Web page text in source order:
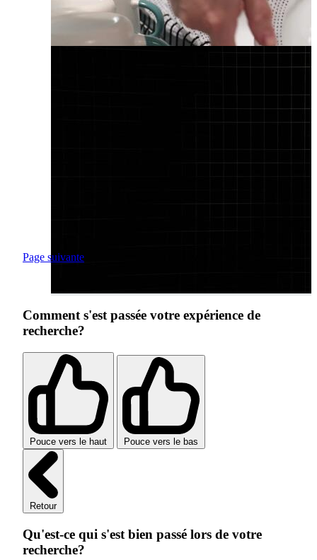
Page suivante
Comment s'est passée votre expérience de
recherche?
Pouce vers le haut Pouce vers le bas
Retour
Qu'est-ce qui s'est bien passé lors de votre
recherche?